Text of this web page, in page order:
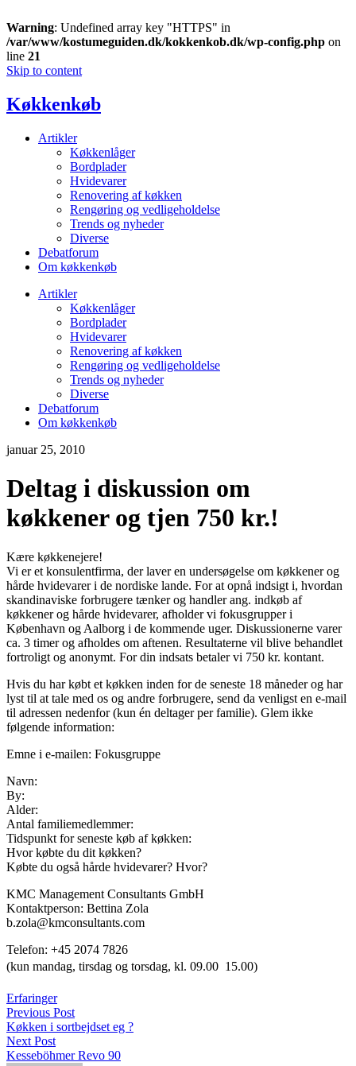
Warning: Undefined array key "HTTPS" in
/var/www/kostumeguiden.dk/kokkenkob.dk/wp-config.php on
line 21
Skip to content
Køkkenkøb
Artikler
Køkkenlåger
Bordplader
Hvidevarer
Renovering af køkken
Rengøring og vedligeholdelse
Trends og nyheder
Diverse
Debatforum
Om køkkenkøb
Artikler
Køkkenlåger
Bordplader
Hvidevarer
Renovering af køkken
Rengøring og vedligeholdelse
Trends og nyheder
Diverse
Debatforum
Om køkkenkøb
januar 25, 2010
Deltag i diskussion om
køkkener og tjen 750 kr.!
Kære køkkenejere!
Vi er et konsulentfirma, der laver en undersøgelse om køkkener og
hårde hvidevarer i de nordiske lande. For at opnå indsigt i, hvordan
skandinaviske forbrugere tænker og handler ang. indkøb af
køkkener og hårde hvidevarer, afholder vi fokusgrupper i
København og Aalborg i de kommende uger. Diskussionerne varer
ca. 3 timer og afholdes om aftenen. Resultaterne vil blive behandlet
fortroligt og anonymt. For din indsats betaler vi 750 kr. kontant.
Hvis du har købt et køkken inden for de seneste 18 måneder og har
lyst til at tale med os og andre forbrugere, send da venligst en e-mail
til adressen nedenfor (kun én deltager per familie). Glem ikke
følgende information:
Emne i e-mailen: Fokusgruppe
Navn:
By:
Alder:
Antal familiemedlemmer:
Tidspunkt for seneste køb af køkken:
Hvor købte du dit køkken?
Købte du også hårde hvidevarer? Hvor?
KMC Management Consultants GmbH
Kontaktperson: Bettina Zola
b.zola@kmconsultants.com
Telefon: +45 2074 7826
(kun mandag, tirsdag og torsdag, kl. 09.00  15.00)
Erfaringer
Previous Post
Køkken i sortbejdset eg ?
Next Post
Kesseböhmer Revo 90